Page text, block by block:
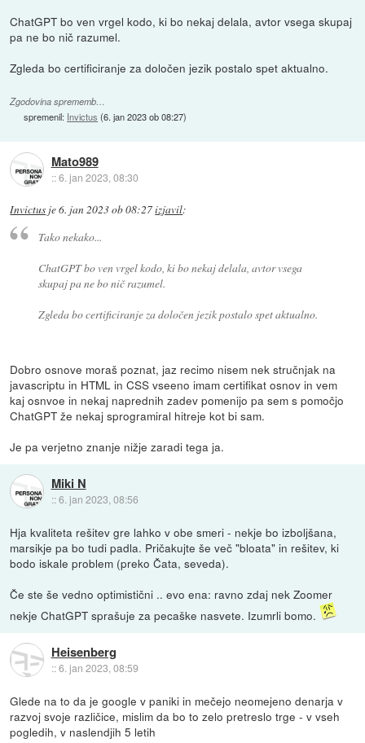
ChatGPT bo ven vrgel kodo, ki bo nekaj delala, avtor vsega skupaj
pa ne bo nič razumel.
Zgleda bo certificiranje za določen jezik postalo spet aktualno.
Zgodovina sprememb…
spremenil: Invictus (6. jan 2023 ob 08:27)
Mato989
::6. jan 2023, 08:30
Invictus je6. jan 2023 ob 08:27izjavil:
Tako nekako...
ChatGPT bo ven vrgel kodo, ki bo nekaj delala, avtor vsega
skupaj pa ne bo nič razumel.
Zgleda bo certificiranje za določen jezik postalo spet aktualno.
Dobro osnove moraš poznat, jaz recimo nisem nek stručnjak na
javascriptu in HTML in CSS vseeno imam certifikat osnov in vem
kaj osnvoe in nekaj naprednih zadev pomenijo pa sem s pomočjo
ChatGPT že nekaj sprogramiral hitreje kot bi sam.
Je pa verjetno znanje nižje zaradi tega ja.
Miki N
::6. jan 2023, 08:56
Hja kvaliteta rešitev gre lahko v obe smeri - nekje bo izboljšana,
marsikje pa bo tudi padla. Pričakujte še več "bloata" in rešitev, ki
bodo iskale problem (preko Čata, seveda).
Če ste še vedno optimistični .. evo ena: ravno zdaj nek Zoomer
nekje ChatGPT sprašuje za pecaške nasvete. Izumrli bomo.
Heisenberg
::6. jan 2023, 08:59
Glede na to da je google v paniki in mečejo neomejeno denarja v
razvoj svoje različice, mislim da bo to zelo pretreslo trge - v vseh
pogledih, v naslendjih 5 letih